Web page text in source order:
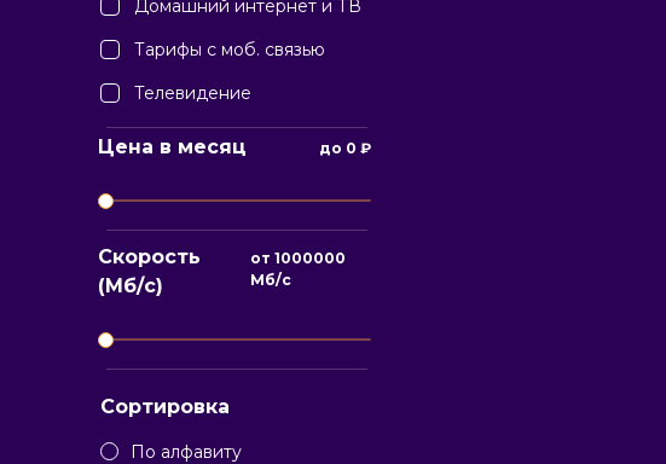
Домашний интернет и ТВ
Тарифы с моб. связью
Телевидение
Цена в месяц до 0 ₽
Скорость
(Мб/с)
от1000000
Мб/с
Сортировка
По алфавиту